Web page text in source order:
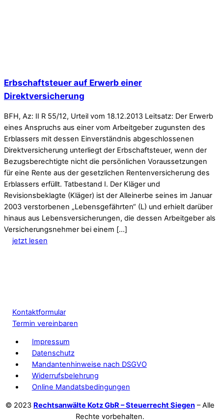
Erbschaftsteuer auf Erwerb einer
Direktversicherung
BFH, Az: II R 55/12, Urteil vom 18.12.2013 Leitsatz: Der Erwerb
eines Anspruchs aus einer vom Arbeitgeber zugunsten des
Erblassers mit dessen Einverständnis abgeschlossenen
Direktversicherung unterliegt der Erbschaftsteuer, wenn der
Bezugsberechtigte nicht die persönlichen Voraussetzungen
für eine Rente aus der gesetzlichen Rentenversicherung des
Erblassers erfüllt. Tatbestand I. Der Kläger und
Revisionsbeklagte (Kläger) ist der Alleinerbe seines im Januar
2003 verstorbenen „Lebensgefährten“ (L) und erhielt darüber
hinaus aus Lebensversicherungen, die dessen Arbeitgeber als
Versicherungsnehmer bei einem […]
jetzt lesen
Kontaktformular
Termin vereinbaren
Impressum
Datenschutz
Mandantenhinweise nach DSGVO
Widerrufsbelehrung
Online Mandatsbedingungen
© 2023 Rechtsanwälte Kotz GbR – Steuerrecht Siegen – Alle
Rechte vorbehalten.